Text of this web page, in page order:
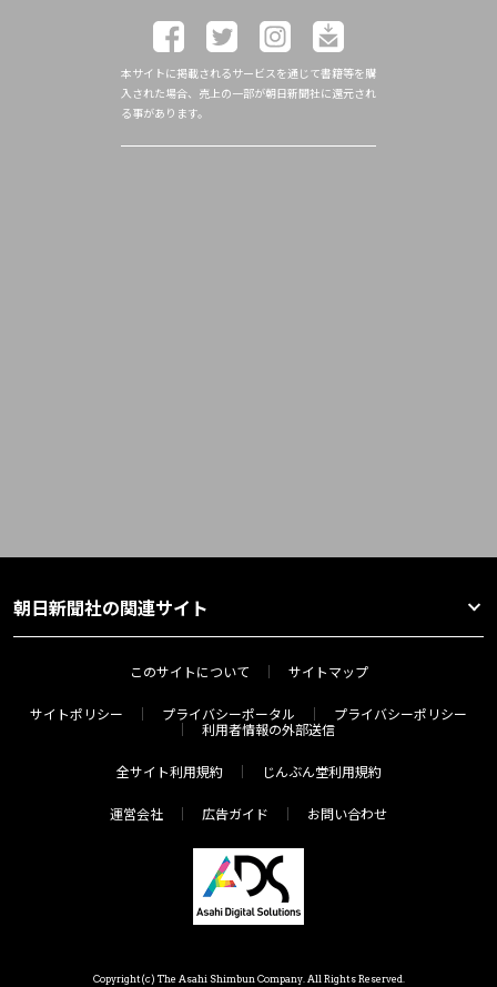
本サイトに掲載されるサービスを通じて書籍等を購
入された場合、売上の一部が朝日新聞社に還元され
る事があります。
朝日新聞社の関連サイト
このサイトについて サイトマップ
サイトポリシー プライバシーポータル
プライバシーポリシー
利用者情報の外部送信
全サイト利用規約 じんぶん堂利用規約
運営会社 広告ガイド お問い合わせ
Copyright(c) The Asahi Shimbun Company. All Rights Reserved.